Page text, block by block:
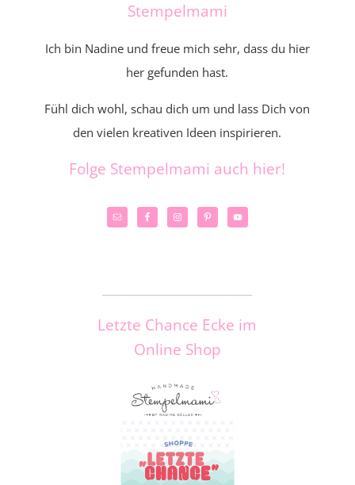
Stempelmami
Ich bin Nadine und freue mich sehr, dass du hier
her gefunden hast.
Fühl dich wohl, schau dich um und lass Dich von
den vielen kreativen Ideen inspirieren.
Folge Stempelmami auch hier!
Letzte Chance Ecke im
Online Shop